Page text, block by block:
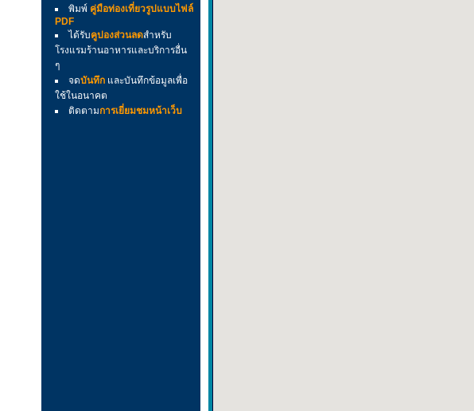
พิมพ์ คู่มือท่องเที่ยวรูปแบบไฟล์
PDF
ได้รับคูปองส่วนลดสำหรับ
โรงแรมร้านอาหารและบริการอื่น
ๆ
จดบันทึก และบันทึกข้อมูลเพื่อ
ใช้ในอนาคต
ติดตามการเยี่ยมชมหน้าเว็บ